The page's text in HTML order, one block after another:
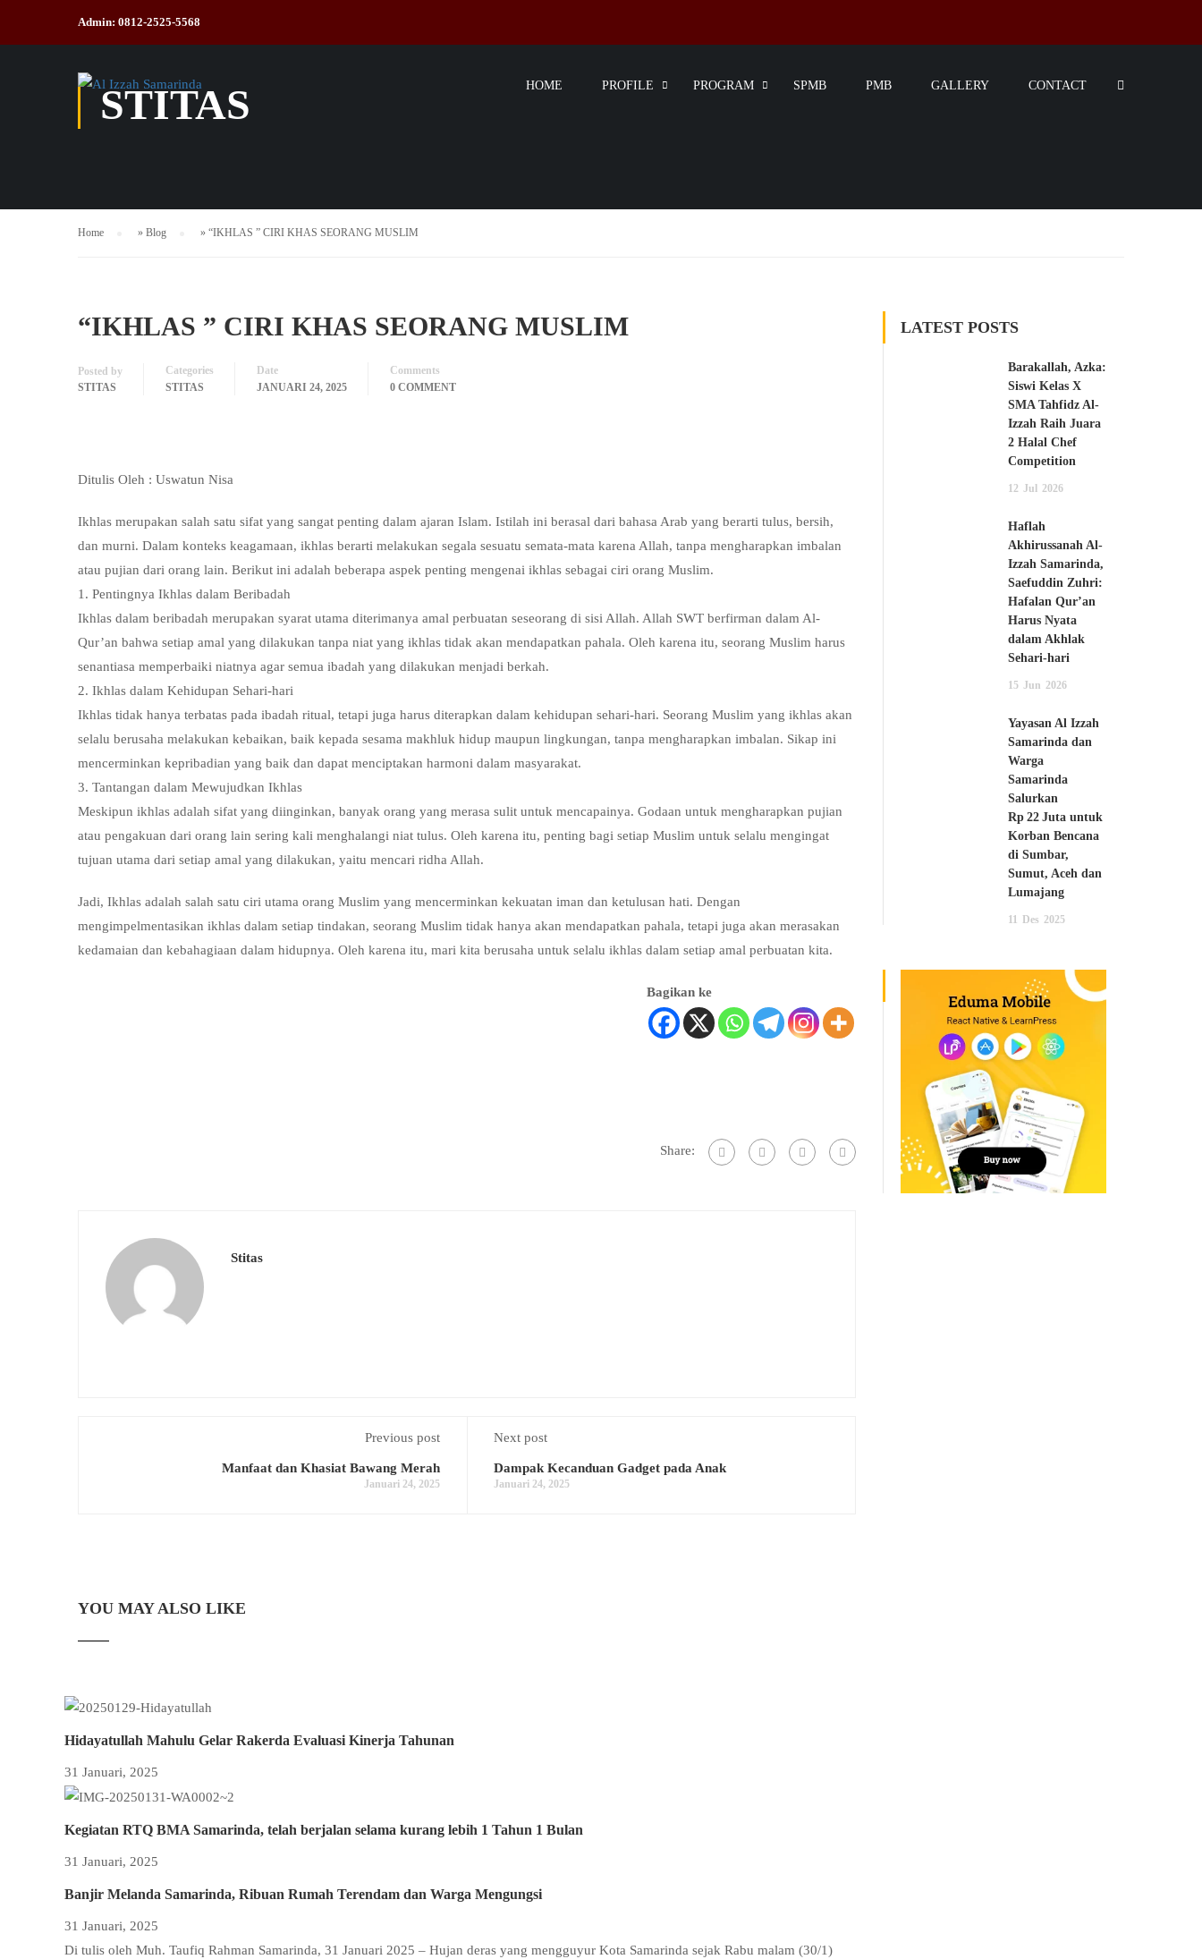
Admin: 0812-2525-5568
HOME PROFILE PROGRAM SPMB PMB GALLERY CONTACT
STITAS
Home » Blog » “IKHLAS ” CIRI KHAS SEORANG MUSLIM
“IKHLAS ” CIRI KHAS SEORANG MUSLIM
Posted by
STITAS
Categories
STITAS
Date
JANUARI 24, 2025
Comments
0 COMMENT
Ditulis Oleh : Uswatun Nisa
Ikhlas merupakan salah satu sifat yang sangat penting dalam ajaran Islam. Istilah ini berasal dari bahasa Arab yang berarti tulus, bersih,
dan murni. Dalam konteks keagamaan, ikhlas berarti melakukan segala sesuatu semata-mata karena Allah, tanpa mengharapkan imbalan
atau pujian dari orang lain. Berikut ini adalah beberapa aspek penting mengenai ikhlas sebagai ciri orang Muslim.
1. Pentingnya Ikhlas dalam Beribadah
Ikhlas dalam beribadah merupakan syarat utama diterimanya amal perbuatan seseorang di sisi Allah. Allah SWT berfirman dalam Al-
Qur’an bahwa setiap amal yang dilakukan tanpa niat yang ikhlas tidak akan mendapatkan pahala. Oleh karena itu, seorang Muslim harus
senantiasa memperbaiki niatnya agar semua ibadah yang dilakukan menjadi berkah.
2. Ikhlas dalam Kehidupan Sehari-hari
Ikhlas tidak hanya terbatas pada ibadah ritual, tetapi juga harus diterapkan dalam kehidupan sehari-hari. Seorang Muslim yang ikhlas akan
selalu berusaha melakukan kebaikan, baik kepada sesama makhluk hidup maupun lingkungan, tanpa mengharapkan imbalan. Sikap ini
mencerminkan kepribadian yang baik dan dapat menciptakan harmoni dalam masyarakat.
3. Tantangan dalam Mewujudkan Ikhlas
Meskipun ikhlas adalah sifat yang diinginkan, banyak orang yang merasa sulit untuk mencapainya. Godaan untuk mengharapkan pujian
atau pengakuan dari orang lain sering kali menghalangi niat tulus. Oleh karena itu, penting bagi setiap Muslim untuk selalu mengingat
tujuan utama dari setiap amal yang dilakukan, yaitu mencari ridha Allah.
Jadi, Ikhlas adalah salah satu ciri utama orang Muslim yang mencerminkan kekuatan iman dan ketulusan hati. Dengan
mengimpelmentasikan ikhlas dalam setiap tindakan, seorang Muslim tidak hanya akan mendapatkan pahala, tetapi juga akan merasakan
kedamaian dan kebahagiaan dalam hidupnya. Oleh karena itu, mari kita berusaha untuk selalu ikhlas dalam setiap amal perbuatan kita.
Bagikan ke
Share:
Stitas
Previous post
Manfaat dan Khasiat Bawang Merah
Januari 24, 2025
Next post
Dampak Kecanduan Gadget pada Anak
Januari 24, 2025
YOU MAY ALSO LIKE
Hidayatullah Mahulu Gelar Rakerda Evaluasi Kinerja Tahunan
31 Januari, 2025
Kegiatan RTQ BMA Samarinda, telah berjalan selama kurang lebih 1 Tahun 1 Bulan
31 Januari, 2025
Banjir Melanda Samarinda, Ribuan Rumah Terendam dan Warga Mengungsi
31 Januari, 2025
Di tulis oleh Muh. Taufiq Rahman Samarinda, 31 Januari 2025 – Hujan deras yang mengguyur Kota Samarinda sejak Rabu malam (30/1)
LATEST POSTS
Barakallah, Azka:
Siswi Kelas X
SMA Tahfidz Al-
Izzah Raih Juara
2 Halal Chef
Competition
12 Jul 2026
Haflah
Akhirussanah Al-
Izzah Samarinda,
Saefuddin Zuhri:
Hafalan Qur’an
Harus Nyata
dalam Akhlak
Sehari-hari
15 Jun 2026
Yayasan Al Izzah
Samarinda dan
Warga
Samarinda
Salurkan
Rp 22 Juta untuk
Korban Bencana
di Sumbar,
Sumut, Aceh dan
Lumajang
11 Des 2025